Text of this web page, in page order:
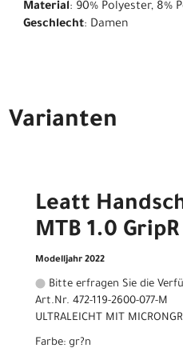
Material: 90% Polyester, 8%
Geschlecht: Damen
Varianten
Leatt
MTB 1.0
Modelljahr 2022
Bitte erfragen Sie die
Art.Nr. 472-119-2600-077-M
ULTRALEICHT MIT
Farbe: gr?n